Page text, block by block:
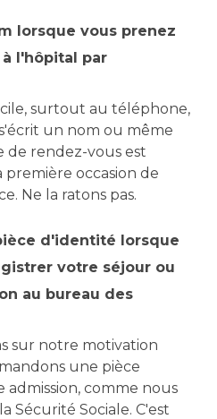
et Réadaptation
13
santé
Laboratoire de Biologie
Laboratoire d'Infectiologie
Rares
lorsque vous prenez
l'hôpital par
surtout au téléphone,
un nom ou même
de rendez-vous est
occasion de
Ne la ratons pas.
d'identité lorsque
votre séjour ou
au bureau des
sur notre motivation
une pièce
comme nous
Sécurité Sociale. C'est